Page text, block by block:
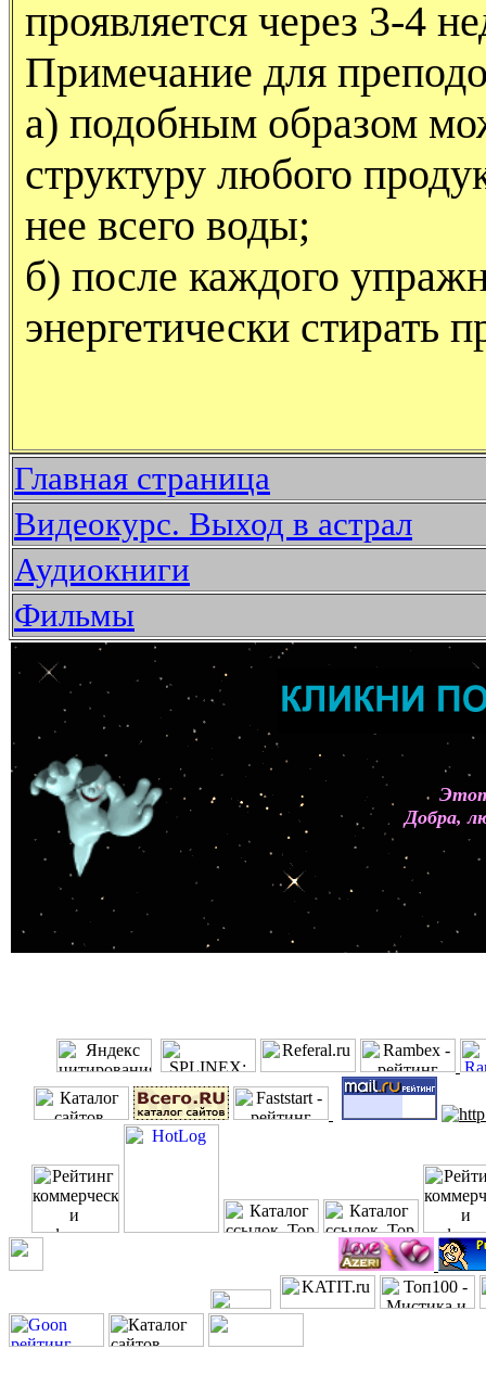
проявляется через 3-4
Примечание для
а) подобным образом
структуру любого
нее всего воды;
б) после каждого
энергетически
Главная страница
Видеокурс. Выход в астрал
Аудиокниги
Фильмы
Добра,